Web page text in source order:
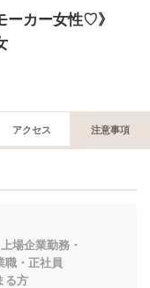
ーカー女性♡》
アクセス 注意事項
場企業勤務・
正社員
方